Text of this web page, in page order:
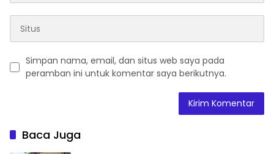
Simpan nama, email, dan situs web saya pada
peramban ini untuk komentar saya berikutnya.
Baca Juga